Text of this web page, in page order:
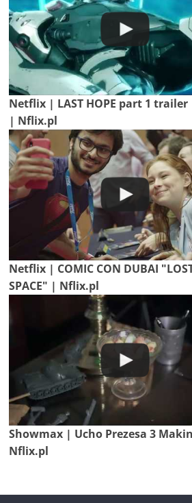
Netflix | LAST HOPE part 1
| Nflix.pl
Netflix | COMIC CON DUBAI
SPACE" | Nflix.pl
Showmax | Ucho Prezesa 3
Nflix.pl